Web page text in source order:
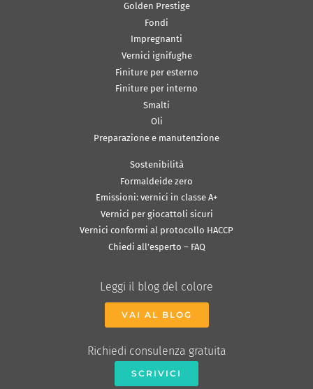
Golden Prestige
Fondi
Impregnanti
Vernici ignifughe
Finiture per esterno
Finiture per interno
Smalti
Oli
Preparazione e manutenzione
Sostenibilità
Formaldeide zero
Emissioni: vernici in classe A+
Vernici per giocattoli sicuri
Vernici conformi al protocollo HACCP
Chiedi all’esperto – FAQ
Leggi il blog del colore
VAI AL BLOG
Richiedi consulenza gratuita
SCRIVICI